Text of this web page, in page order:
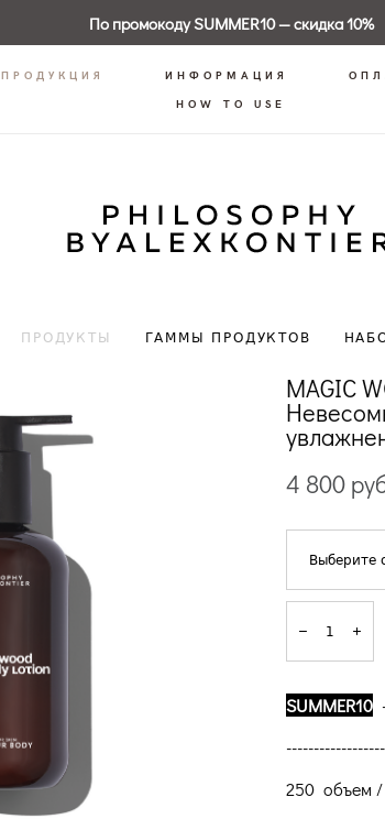
По промокоду SUMMER10 — скидка 10%
ПРОДУКЦИЯ ИНФОРМАЦИЯ
HOW TO USE
ПРОДУКТЫ ГАММЫ ПРОДУКТОВ
MAGIC
4 800
Выберите
SUMMER10
250 объем